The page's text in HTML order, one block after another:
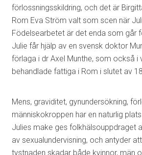
förlossningsskildring, och det är
Rom Eva Ström valt som scen när
Födelsearbetet är det enda som går
Julie får hjälp av en svensk doktor
förlaga i dr Axel Munthe, som också i
behandlade fattiga i Rom i slutet av
Mens, graviditet, gynundersökning,
människokroppen har en naturlig
Julies make ges folkhälsouppdraget
av sexualundervisning, och antyder
tystnaden skadar både kvinnor, män